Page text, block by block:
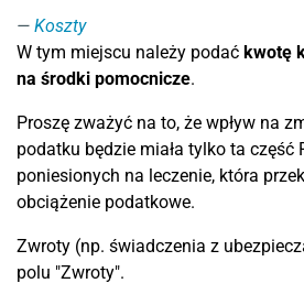
Koszty
W tym miejscu należy podać kwotę
na środki pomocnicze.
Proszę zważyć na to, że wpływ na
podatku będzie miała tylko ta
poniesionych na leczenie, która
obciążenie podatkowe.
Zwroty (np. świadczenia z
polu "Zwroty".